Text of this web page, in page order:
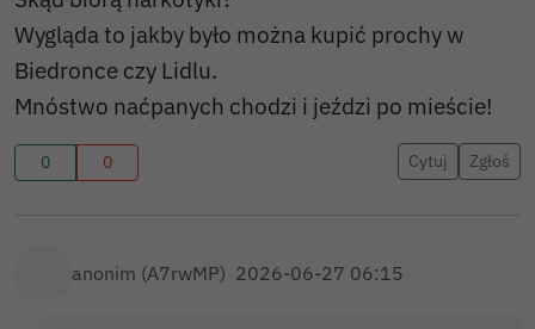
Wygląda to jakby było można kupić prochy w
Biedronce czy Lidlu.
Mnóstwo naćpanych chodzi i jeździ po mieście!
0 0 Cytuj Zgłoś
anonim (A7rwMP) 2026-06-27 06:15